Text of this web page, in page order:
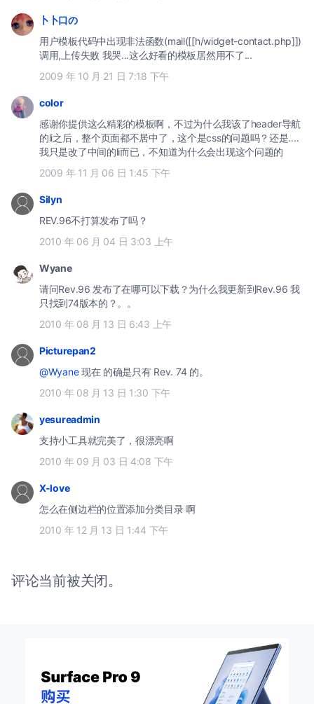
卜卜口の
用户模板代码中出现非法函数(mail([[h/widget-contact.php]])
调用,上传失败 我哭...这么好看的模板居然用不了...
2009 年 10 月 21 日 7:18 下午
color
感谢你提供这么精彩的模板啊，不过为什么我该了header导航
的li之后，整个页面都不居中了，这个是css的问题吗？还是....
我只是改了中间的li而已，不知道为什么会出现这个问题的
2009 年 11 月 06 日 1:45 下午
Silyn
REV.96不打算发布了吗？
2010 年 06 月 04 日 3:03 上午
Wyane
请问Rev.96 发布了在哪可以下载？为什么我更新到Rev.96 我
只找到74版本的？。。
2010 年 08 月 13 日 6:43 上午
Picturepan2
@Wyane现在 的确是只有 Rev. 74 的。
2010 年 08 月 13 日 1:30 下午
yesureadmin
支持小工具就完美了，很漂亮啊
2010 年 09 月 03 日 4:08 下午
X-love
怎么在侧边栏的位置添加分类目录 啊
2010 年 12 月 13 日 1:44 下午
评论当前被关闭。